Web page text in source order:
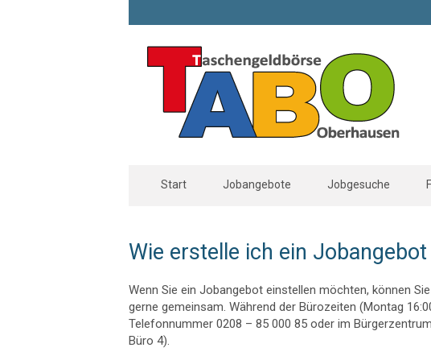
Start Jobangebote Jobgesuche
Wie erstelle ich ein Jobangebot
Wenn Sie ein Jobangebot einstellen möchten, können
gerne gemeinsam. Während der Bürozeiten (Montag
Telefonnummer 0208 – 85 000 85 oder im
Büro 4).